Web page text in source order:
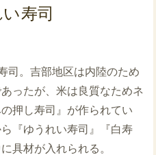
寿司
司。吉部地区は内陸のため
ったが、米は良質なためネ
押し寿司』が作られてい
『ゆうれい寿司』『白寿
具材が入れられる。